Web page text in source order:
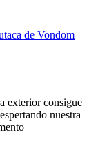
exterior consigue
nuestra